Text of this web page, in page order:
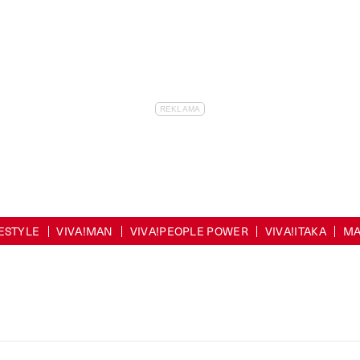
VIVA!MAN VIVA!PEOPLE POWER VIVA!ITAKA